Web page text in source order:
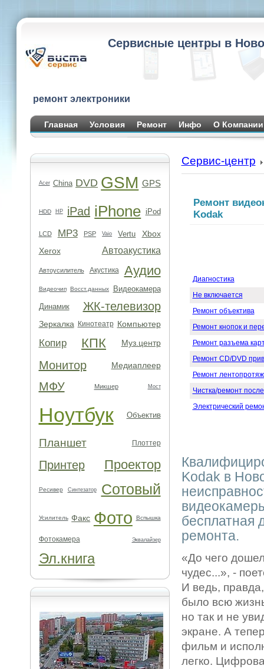
Сервисные центры в
ремонт электроники
Главная Условия Ремонт Инфо О Компании
Acer China DVD GSM GPS
HDD HP iPad iPhone iPod
LCD MP3 PSP Vaio Vertu
Xbox
Xerox
Автоакустика
Автоусилитель Акустика Аудио
Видеочип Восст.данных
Видеокамера
Динамик
ЖК-телевизор
Зеркалка Кинотеатр Компьютер
Копир КПК Муз.центр
Монитор Медиаплеер
МФУ Микшер Мост
Ноутбук Объектив
Планшет Плоттер
Принтер Проектор
Ресивер Синтезатор Сотовый
Усилитель Факс Фото Вспышка
Фотокамера Эквалайзер
Эл.книга
Сервис-центр
Ремонт
Kodak
Диагностика
Не включается
Ремонт объектива
Ремонт кнопок и
Ремонт разъема
Ремонт CD/DVD
Ремонт
Чистка/ремонт
Электрический
Kodak в
бесплатная
ремонта.
«До чего
чудес...», -
И ведь,
было всю
но так и не
экране. А
фильм и
легко.